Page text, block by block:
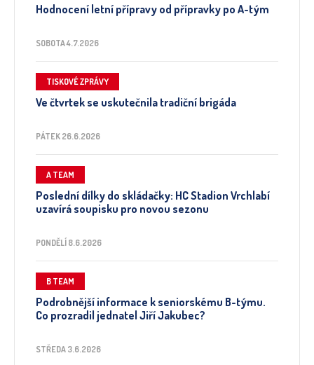
Hodnocení letní přípravy od přípravky po A-tým
SOBOTA 4.7.2026
TISKOVÉ ZPRÁVY
Ve čtvrtek se uskutečnila tradiční brigáda
PÁTEK 26.6.2026
A TEAM
Poslední dílky do skládačky: HC Stadion Vrchlabí
uzavírá soupisku pro novou sezonu
PONDĚLÍ 8.6.2026
B TEAM
Podrobnější informace k seniorskému B-týmu.
Co prozradil jednatel Jiří Jakubec?
STŘEDA 3.6.2026